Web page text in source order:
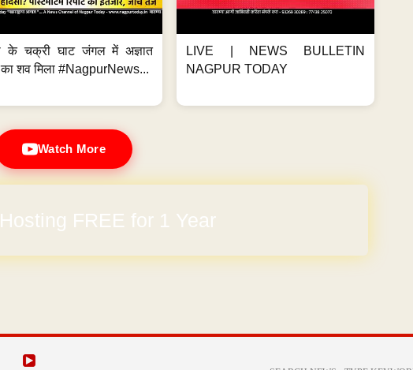
के चक्री घाट जंगल में अज्ञात
शव मिला #NagpurNews...
LIVE | NEWS BULLETIN
NAGPUR TODAY
Watch More
FREE for 1 Year